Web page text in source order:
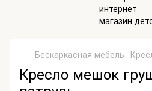
Бескаркасная мебель
Кресло мешок